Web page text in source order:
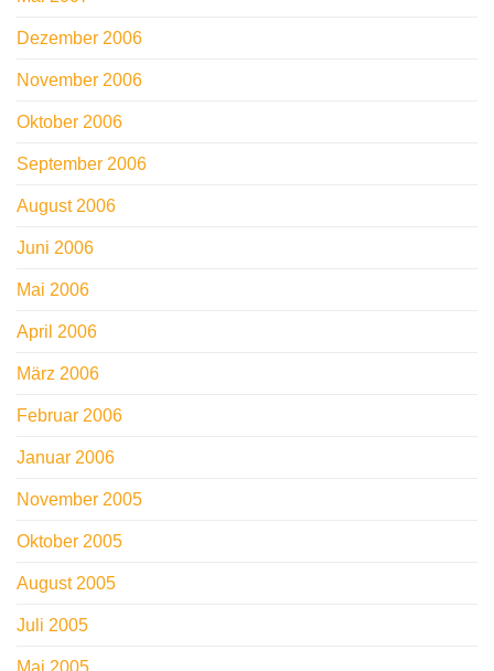
Dezember 2006
November 2006
Oktober 2006
September 2006
August 2006
Juni 2006
Mai 2006
April 2006
März 2006
Februar 2006
Januar 2006
November 2005
Oktober 2005
August 2005
Juli 2005
Mai 2005